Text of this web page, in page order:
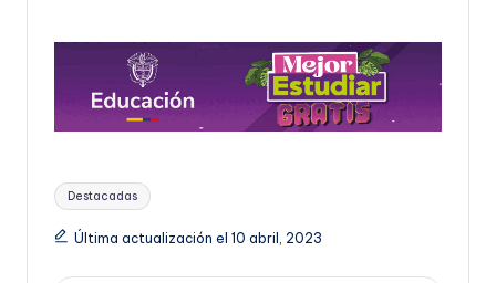
Etiquetas:
Destacadas
Última actualización el 10 abril, 2023